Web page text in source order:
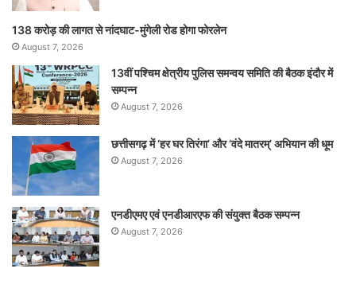
138 करोड़ की लागत से नांदघाट-मुंगेली रोड होगा फोरलेन
August 7, 2026
13वीं पश्चिम क्षेत्रीय पुलिस समन्वय समिति की बैठक इंदौर में
सम्पन्न
August 7, 2026
छत्तीसगढ़ में ‘हर घर तिरंगा’ और ‘वंदे मातरम्’ अभियान की धूम
August 7, 2026
एनडीएमए एवं एनडीआरएफ की संयुक्त बैठक सम्पन्न
August 7, 2026